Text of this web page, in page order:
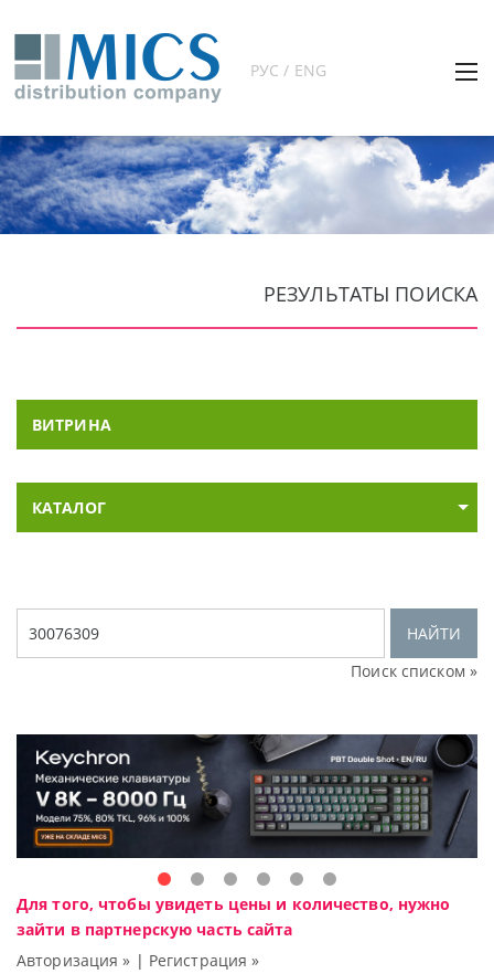
РУС / ENG
РЕЗУЛЬТАТЫ ПОИСКА
ВИТРИНА
КАТАЛОГ
НАЙТИ
Поиск списком »
Для того, чтобы увидеть цены и количество, нужно
зайти в партнерскую часть сайта
Авторизация » | Регистрация »